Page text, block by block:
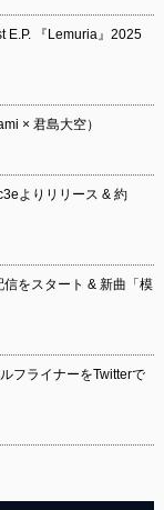
E.P. 『Lemuria』2025
× 君島大空）
よりリリース & 約
をスタート & 新曲「模
フライナーをTwitterで